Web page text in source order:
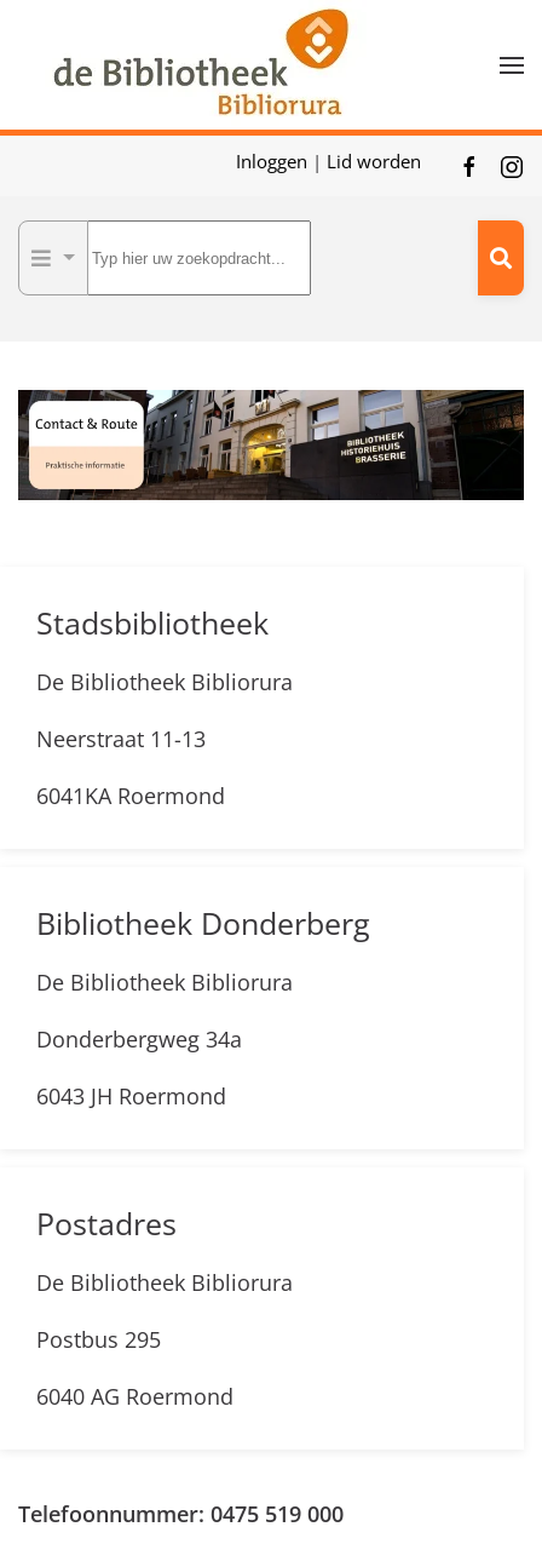
Skip to main content
Inloggen | Lid worden
Stadsbibliotheek
De Bibliotheek Bibliorura
Neerstraat 11-13
6041KA Roermond
Bibliotheek Donderberg
De Bibliotheek Bibliorura
Donderbergweg 34a
6043 JH Roermond
Postadres
De Bibliotheek Bibliorura
Postbus 295
6040 AG Roermond
Telefoonnummer: 0475 519 000